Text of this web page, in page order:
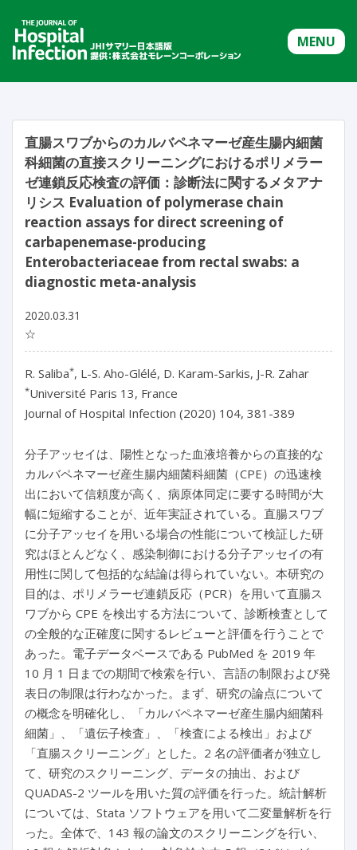
MENU
直腸スワブからのカルバペネマーゼ産生腸内細菌
科細菌の直接スクリーニングにおけるポリメラー
ゼ連鎖反応検査の評価：診断法に関するメタアナ
リシス Evaluation of polymerase chain
reaction assays for direct screening of
carbapenemase-producing
Enterobacteriaceae from rectal swabs: a
diagnostic meta-analysis
2020.03.31
☆
R. Saliba*, L-S. Aho-Glélé, D. Karam-Sarkis, J-R. Zahar
*Université Paris 13, France
Journal of Hospital Infection (2020) 104, 381-389
分子アッセイは、陽性となった血液培養からの直接的な
カルバペネマーゼ産生腸内細菌科細菌（CPE）の迅速検
出において信頼度が高く、病原体同定に要する時間が大
幅に短縮することが、近年実証されている。直腸スワブ
に分子アッセイを用いる場合の性能について検証した研
究はほとんどなく、感染制御における分子アッセイの有
用性に関して包括的な結論は得られていない。本研究の
目的は、ポリメラーゼ連鎖反応（PCR）を用いて直腸ス
ワブから CPE を検出する方法について、診断検査として
の全般的な正確度に関するレビューと評価を行うことで
あった。電子データベースである PubMed を 2019 年
10 月 1 日までの期間で検索を行い、言語の制限および発
表日の制限は行わなかった。まず、研究の論点について
の概念を明確化し、「カルバペネマーゼ産生腸内細菌科
細菌」、「遺伝子検査」、「検査による検出」および
「直腸スクリーニング」とした。2 名の評価者が独立し
て、研究のスクリーニング、データの抽出、および
QUADAS-2 ツールを用いた質の評価を行った。統計解析
については、Stata ソフトウェアを用いて二変量解析を行
った。全体で、143 報の論文のスクリーニングを行い、